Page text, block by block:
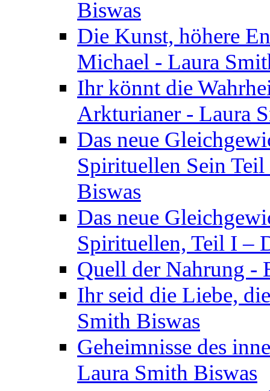
Biswas
Die Kunst, höhere
Michael - Laura
Ihr könnt die
Arkturianer - Laura
Das neue
Spirituellen Sein
Biswas
Das neue
Spirituellen, Teil I –
Quell der Nahrung -
Ihr seid die Liebe,
Smith Biswas
Geheimnisse des
Laura Smith Biswas